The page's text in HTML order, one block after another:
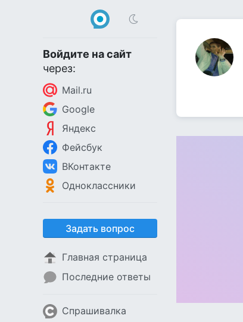
Войдите на сайт
через:
Mail.ru
Google
Яндекс
Фейсбук
ВКонтакте
Одноклассники
Задать вопрос
Главная страница
Последние ответы
Спрашивалка